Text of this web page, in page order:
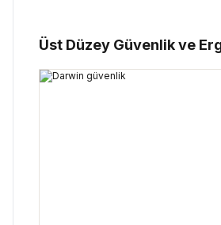
Üst Düzey Güvenlik ve